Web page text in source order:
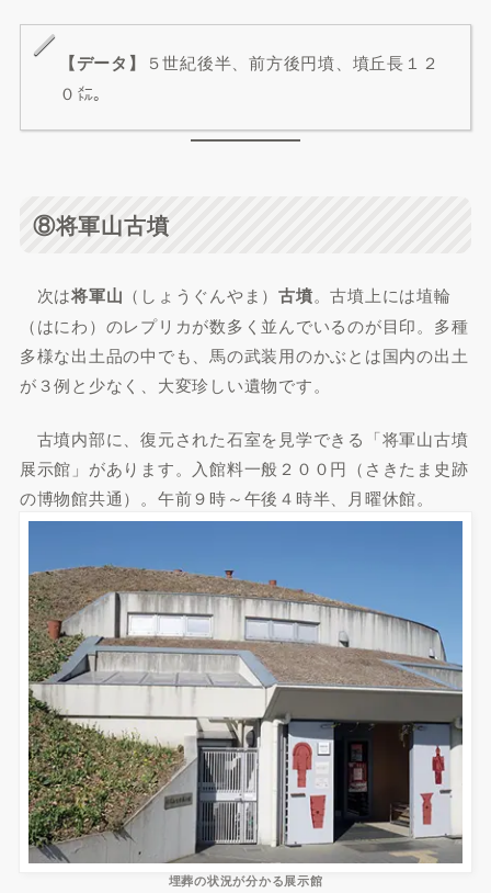
【データ】
５世紀後半、前方後円墳、墳丘長１２
０㍍。
⑧将軍山古墳
次は将軍山 （しょうぐんやま）古墳。古墳上には埴輪
（はにわ）のレプリカが数多く並んでいるのが目印。多種
多様な出土品の中でも、馬の武装用のかぶとは国内の出土
が３例と少なく、大変珍しい遺物です。
古墳内部に、復元された石室を見学できる「将軍山古墳
展示館」があります。入館料一般２００円（さきたま史跡
の博物館共通）。午前９時～午後４時半、月曜休館。
埋葬の状況が分かる展示館